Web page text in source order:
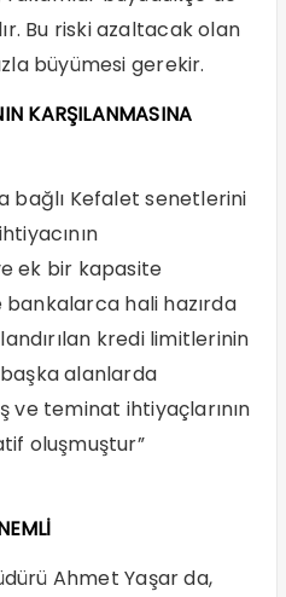
Bu riski azaltacak olan
büyümesi gerekir.
KARŞILANMASINA
bağlı Kefalet senetlerini
ek bir kapasite
hali hazırda
kredi limitlerinin
alanlarda
ve teminat ihtiyaçlarının
oluşmuştur”
Ahmet Yaşar da,